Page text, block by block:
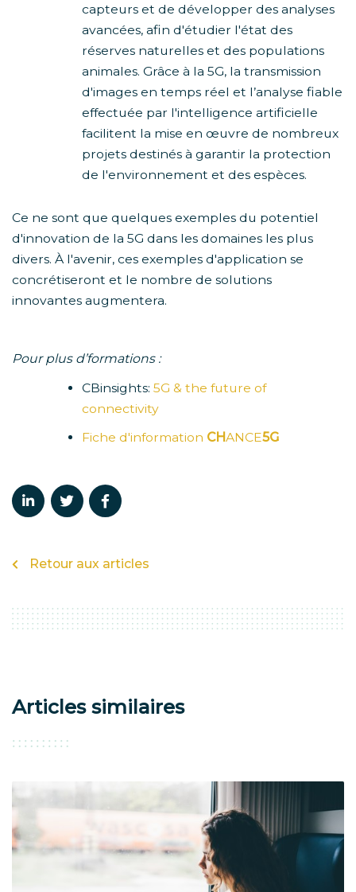
capteurs et de développer des analyses
avancées, afin d'étudier l'état des
réserves naturelles et des populations
animales. Grâce à la 5G, la transmission
d'images en temps réel et l’analyse fiable
effectuée par l'intelligence artificielle
facilitent la mise en œuvre de nombreux
projets destinés à garantir la protection
de l'environnement et des espèces.
Ce ne sont que quelques exemples du potentiel
d'innovation de la 5G dans les domaines les plus
divers. À l'avenir, ces exemples d'application se
concrétiseront et le nombre de solutions
innovantes augmentera.
Pour plus d’formations :
CBinsights: 5G & the future of
connectivity
Fiche d'information CHANCE5G
Retour aux articles
Articles similaires